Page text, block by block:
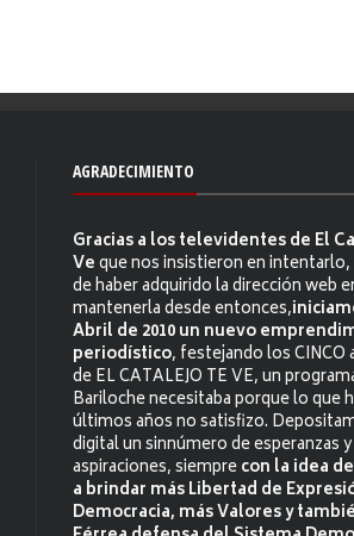
AGRADECIMIENTO
Gracias a los televidentes de El
Veque nos insistieron en intentarlo,
de haber adquirido la dirección web
mantenerla desde entonces,
Abril de 2010 un nuevo
periodístico, festejando los CINCO
de EL CATALEJO TE VE, un
Bariloche necesitaba porque lo que
últimos años no satisfizo.
digital un sinnúmero de esperanzas y
aspiraciones, siemprecon la idea
a brindar más Libertad de
Democracia, más Valores y